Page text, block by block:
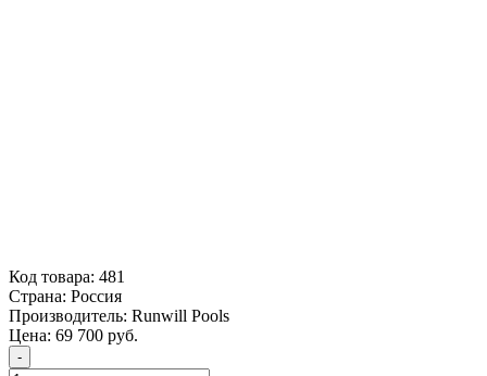
Код товара: 481
Страна: Россия
Производитель: Runwill Pools
Цена: 69 700 руб.
-